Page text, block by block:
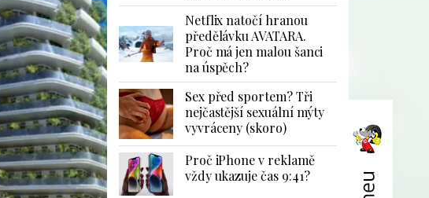
Netflix natočí hranou
předělávku AVATARA.
Proč má jen malou šanci
na úspěch?
Sex před sportem? Tři
nejčastější sexuální mýty
vyvráceny (skoro)
Proč iPhone v reklamě
vždy ukazuje čas 9:41?